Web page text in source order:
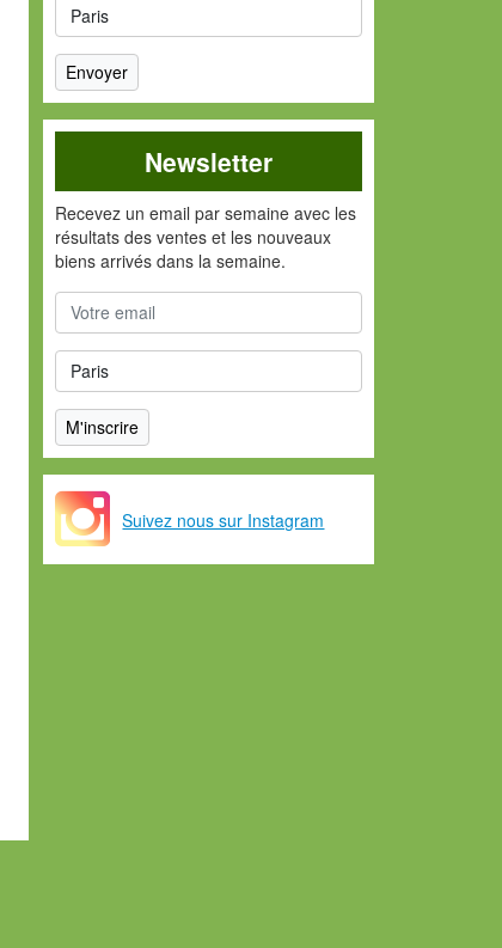
Newsletter
Recevez un email par semaine avec les
résultats des ventes et les nouveaux
biens arrivés dans la semaine.
Suivez nous sur Instagram